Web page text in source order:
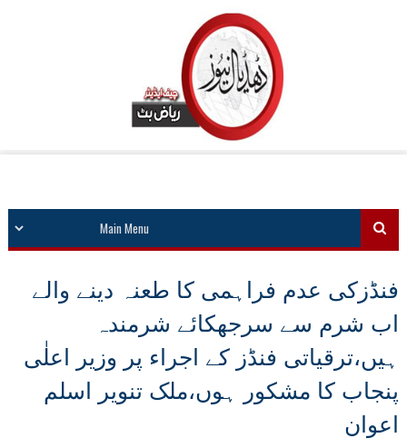
فنڈزکی عدم فراہمی کا طعنہ دینے والے
اب شرم سے سرجھکائے شرمندہ
ہیں،ترقیاتی فنڈز کے اجراء پر وزیر اعلٰی
پنجاب کا مشکور ہوں،ملک تنویر اسلم
اعوان